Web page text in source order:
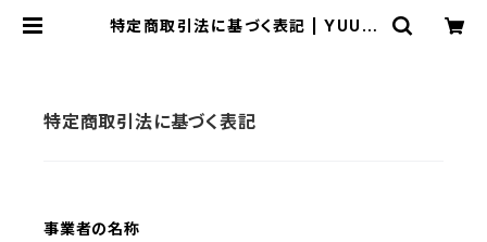
特定商取引法に基づく表記 | YUUM
特定商取引法に基づく表記
事業者の名称